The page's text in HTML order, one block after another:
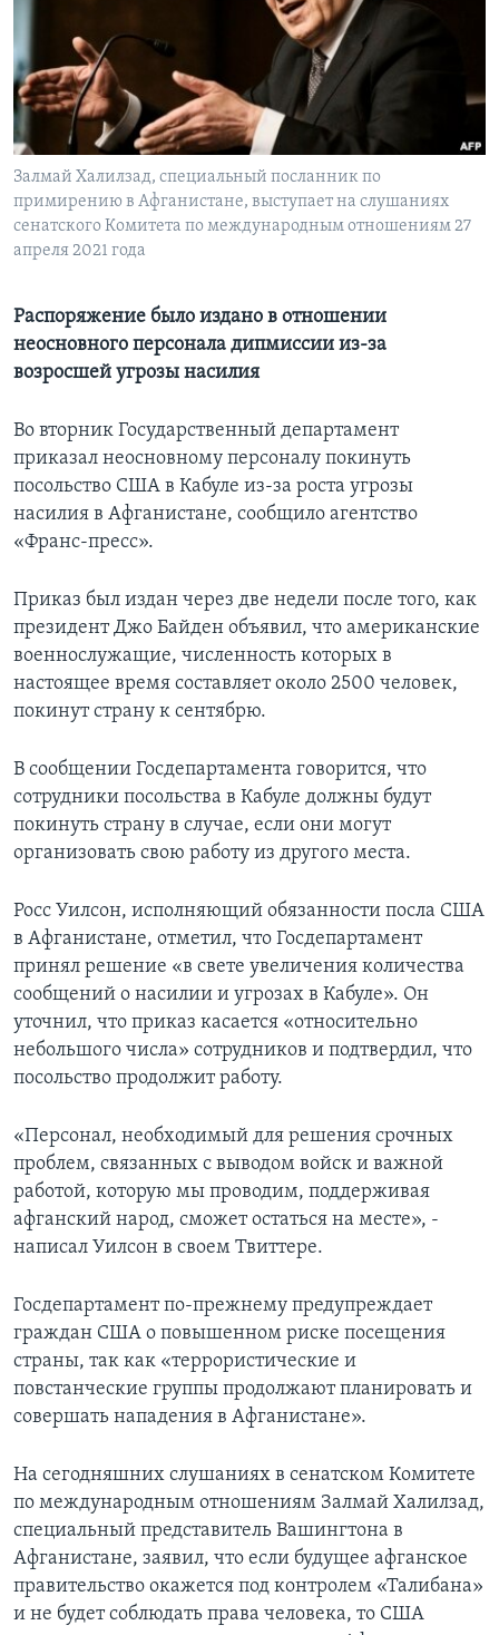
Learning English
СОЦИАЛЬНЫЕ СЕТИ
Языки
Залмай Халилзад, специальный посланник по
примирению в Афганистане, выступает на слушаниях
сенатского Комитета по международным отношениям 27
апреля 2021 года
Распоряжение было издано в отношении
неосновного персонала дипмиссии из-за
возросшей угрозы насилия
Во вторник Государственный департамент
приказал неосновному персоналу покинуть
посольство США в Кабуле из-за роста угрозы
насилия в Афганистане, сообщило агентство
«Франс-пресс».
Приказ был издан через две недели после того, как
президент Джо Байден объявил, что американские
военнослужащие, численность которых в
настоящее время составляет около 2500 человек,
покинут страну к сентябрю.
В сообщении Госдепартамента говорится, что
сотрудники посольства в Кабуле должны будут
покинуть страну в случае, если они могут
организовать свою работу из другого места.
Росс Уилсон, исполняющий обязанности посла США
в Афганистане, отметил, что Госдепартамент
принял решение «в свете увеличения количества
сообщений о насилии и угрозах в Кабуле». Он
уточнил, что приказ касается «относительно
небольшого числа» сотрудников и подтвердил, что
посольство продолжит работу.
«Персонал, необходимый для решения срочных
проблем, связанных с выводом войск и важной
работой, которую мы проводим, поддерживая
афганский народ, сможет остаться на месте», -
написал Уилсон в своем Твиттере.
Госдепартамент по-прежнему предупреждает
граждан США о повышенном риске посещения
страны, так как «террористические и
повстанческие группы продолжают планировать и
совершать нападения в Афганистане».
На сегодняшних слушаниях в сенатском Комитете
по международным отношениям Залмай Халилзад,
специальный представитель Вашингтона в
Афганистане, заявил, что если будущее афганское
правительство окажется под контролем «Талибана»
и не будет соблюдать права человека, то США